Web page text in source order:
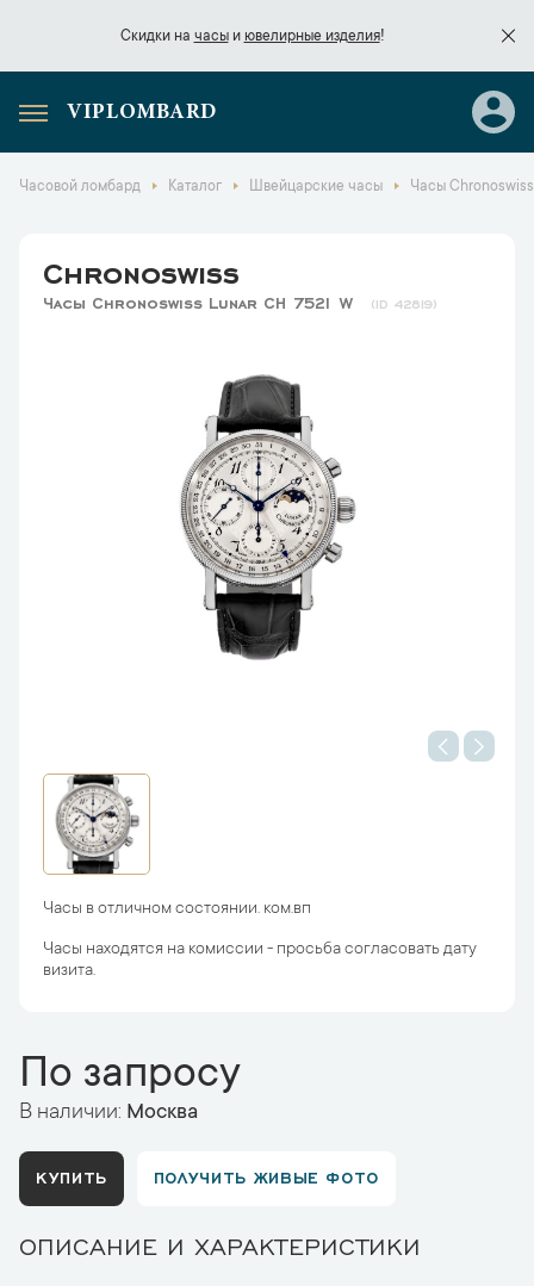
Скидки на часыи ювелирные изделия!
Скидки начасы
VIPLOMBARD
Часовой ломбард Каталог Швейцарские часы Часы
Chronoswiss
Часы Chronoswiss Lunar CH 7521 W 42819
Часы в отличном состоянии. ком.вп
Часы находятся на комиссии - просьба согласовать дату
визита.
По запросу
В наличии: Москва
КУПИТЬ ПОЛУЧИТЬ ЖИВЫЕ ФОТО
ОПИСАНИЕ И ХАРАКТЕРИСТИКИ